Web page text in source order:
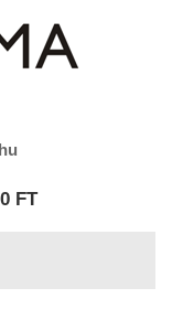
0 FT